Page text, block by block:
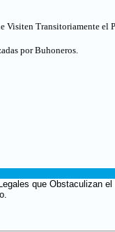
Visiten Transitoriamente el
por Buhoneros.
que Obstaculizan